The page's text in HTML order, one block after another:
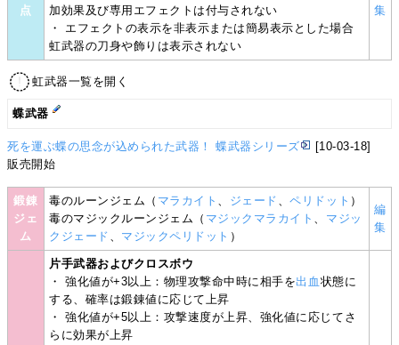
点
加効果及び専用エフェクトは付与されない
・ エフェクトの表示を非表示または簡易表示とした場合
虹武器の刀身や飾りは表示されない
集
虹武器一覧を開く
蝶武器
死を運ぶ蝶の思念が込められた武器！ 蝶武器シリーズ
[10-03-18]
販売開始
鍛錬
ジェ
ム
毒のルーンジェム（ マラカイト 、 ジェード 、ペリドット ）
毒のマジックルーンジェム（ マジックマラカイト 、 マジッ
クジェード 、 マジックペリドット ）
編
集
片手武器およびクロスボウ
・ 強化値が+3以上：物理攻撃命中時に相手を出血 状態に
する、確率は鍛錬値に応じて上昇
・ 強化値が+5以上：攻撃速度が上昇、強化値に応じてさ
らに効果が上昇